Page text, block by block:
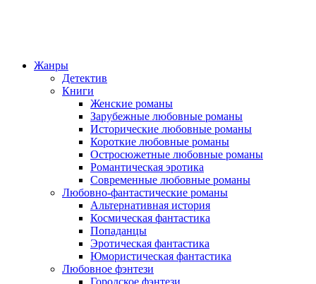
Жанры
Детектив
Книги
Женские романы
Зарубежные любовные романы
Исторические любовные романы
Короткие любовные романы
Остросюжетные любовные романы
Романтическая эротика
Современные любовные романы
Любовно-фантастические романы
Альтернативная история
Космическая фантастика
Попаданцы
Эротическая фантастика
Юмористическая фантастика
Любовное фэнтези
Городское фэнтези